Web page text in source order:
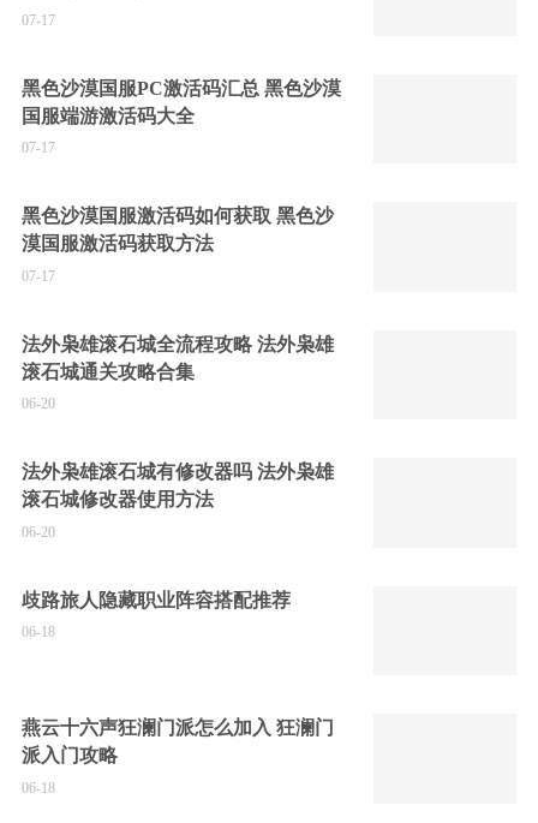
07-17
黑色沙漠国服PC激活码汇总 黑色沙漠
国服端游激活码大全
07-17
黑色沙漠国服激活码如何获取 黑色沙
漠国服激活码获取方法
07-17
法外枭雄滚石城全流程攻略 法外枭雄
滚石城通关攻略合集
06-20
法外枭雄滚石城有修改器吗 法外枭雄
滚石城修改器使用方法
06-20
歧路旅人隐藏职业阵容搭配推荐
06-18
燕云十六声狂澜门派怎么加入 狂澜门
派入门攻略
06-18